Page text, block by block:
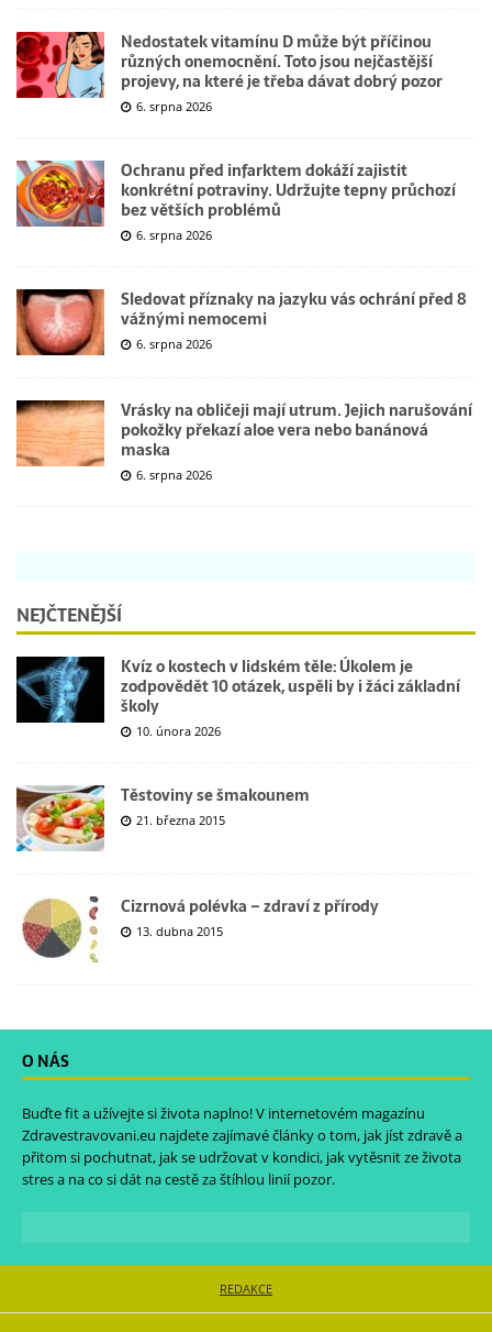
Nedostatek vitamínu D může být příčinou
různých onemocnění. Toto jsou nejčastější
projevy, na které je třeba dávat dobrý pozor
6. srpna 2026
Ochranu před infarktem dokáží zajistit
konkrétní potraviny. Udržujte tepny průchozí
bez větších problémů
6. srpna 2026
Sledovat příznaky na jazyku vás ochrání před 8
vážnými nemocemi
6. srpna 2026
Vrásky na obličeji mají utrum. Jejich narušování
pokožky překazí aloe vera nebo banánová
maska
6. srpna 2026
NEJČTENĚJŠÍ
Kvíz o kostech v lidském těle: Úkolem je
zodpovědět 10 otázek, uspěli by i žáci základní
školy
10. února 2026
Těstoviny se šmakounem
21. března 2015
Cizrnová polévka – zdraví z přírody
13. dubna 2015
O NÁS
Buďte fit a užívejte si života naplno! V internetovém magazínu
Zdravestravovani.eu najdete zajímavé články o tom, jak jíst zdravě a
přitom si pochutnat, jak se udržovat v kondici, jak vytěsnit ze života
stres a na co si dát na cestě za štíhlou linií pozor.
REDAKCE